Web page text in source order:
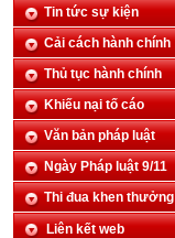
Tin tức sự kiện
Cải cách hành chính
Thủ tục hành chính
Khiếu nại tố cáo
Văn bản pháp luật
Ngày Pháp luật 9/11
Thi đua khen thưởng
Liên kết web